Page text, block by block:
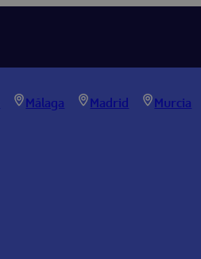
Málaga Madrid Murcia